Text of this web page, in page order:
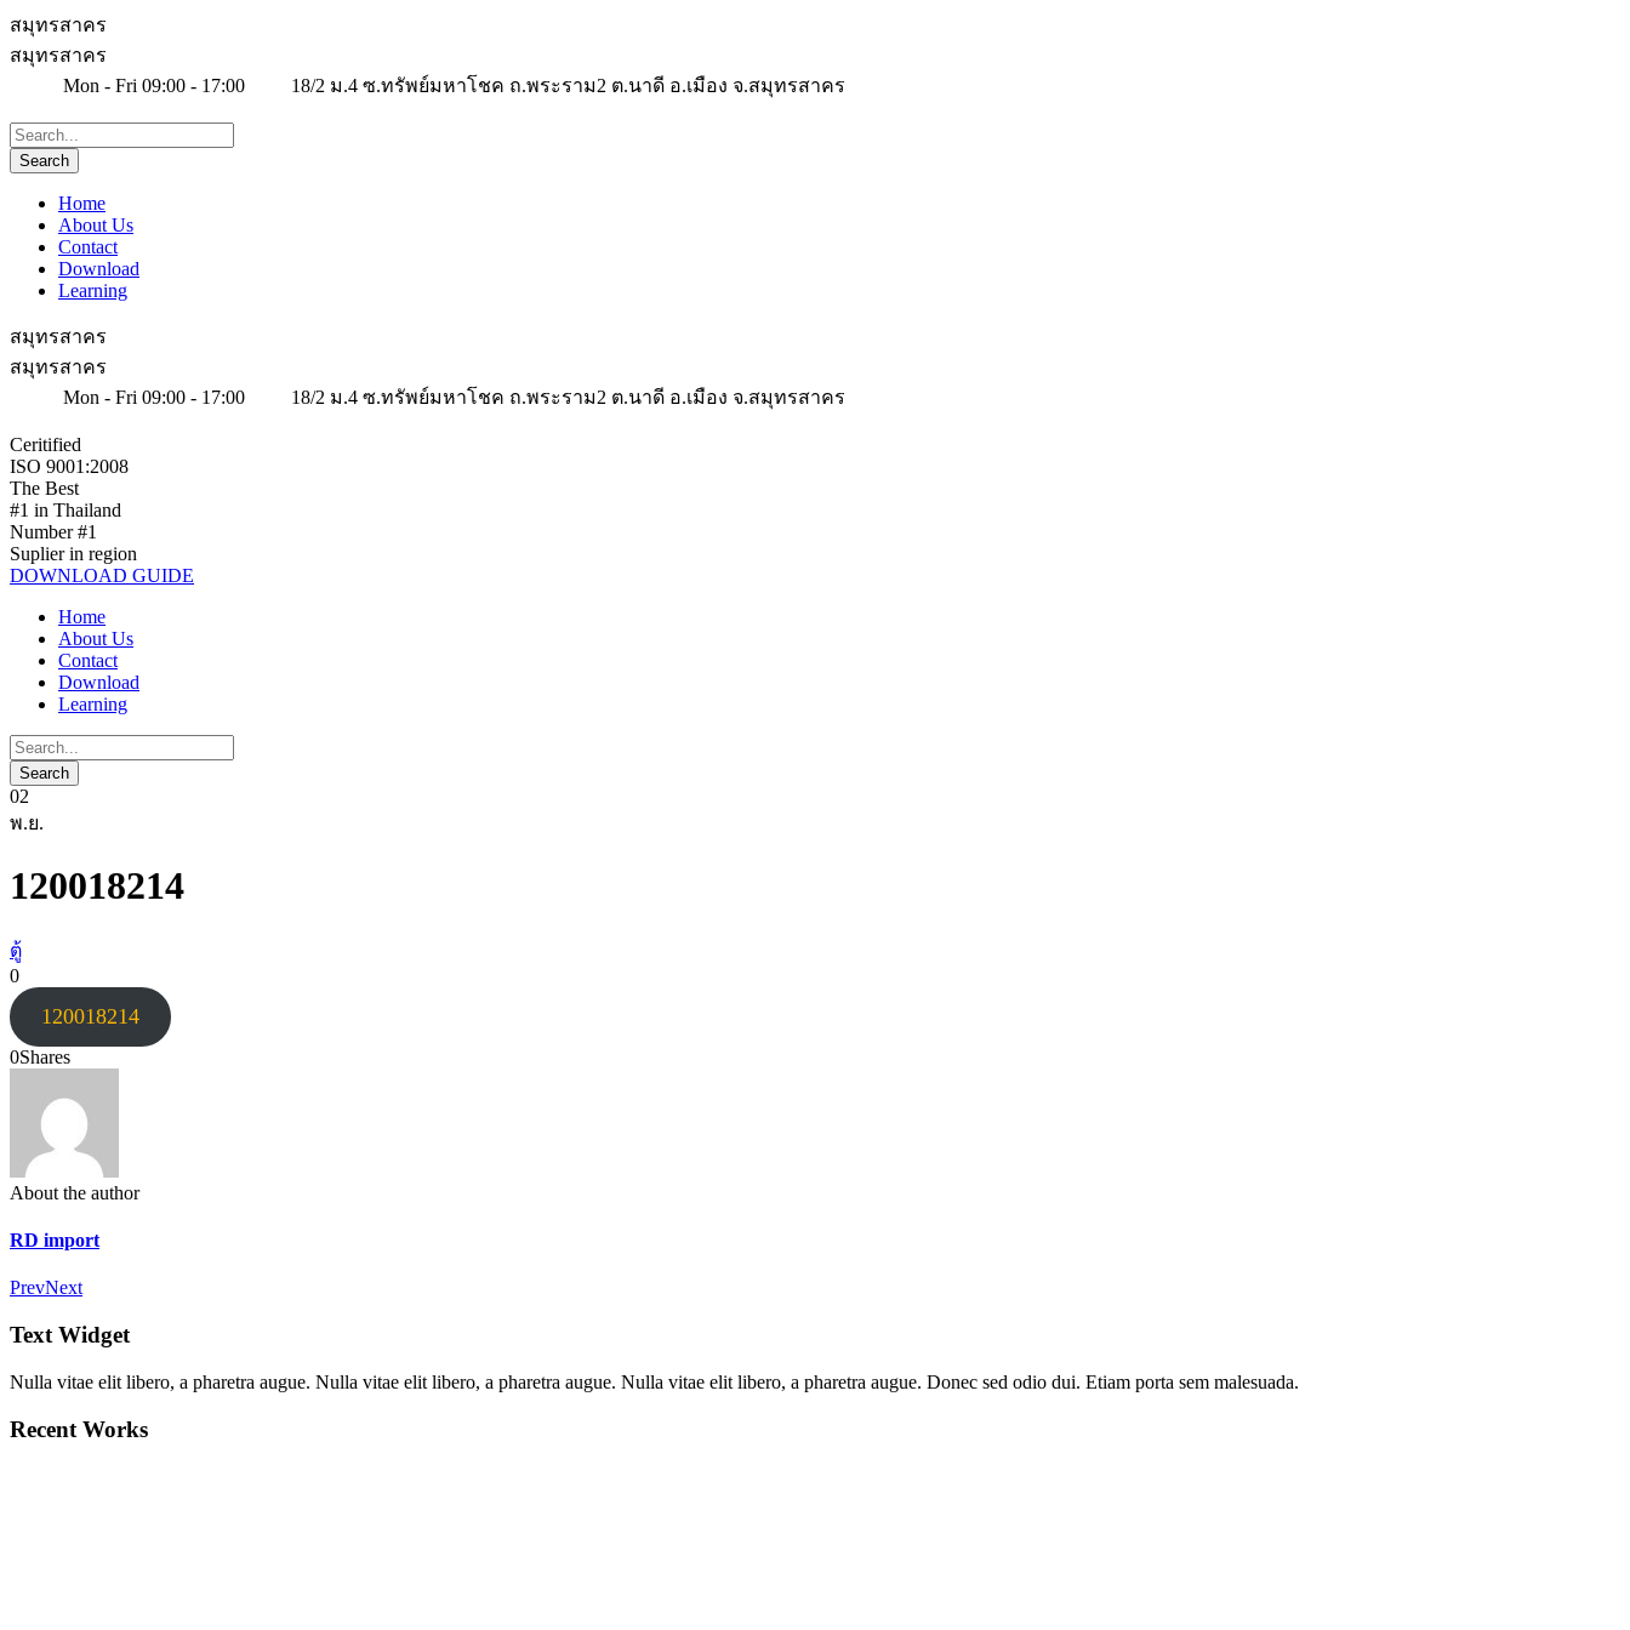
สมุทรสาคร
สมุทรสาคร
Mon - Fri 09:00 - 17:00
18/2 ม.4 ซ.ทรัพย์มหาโชค ถ.พระราม2 ต.นาดี อ.เมือง จ.สมุทรสาคร
Home
About Us
Contact
Download
Learning
สมุทรสาคร
สมุทรสาคร
Mon - Fri 09:00 - 17:00
18/2 ม.4 ซ.ทรัพย์มหาโชค ถ.พระราม2 ต.นาดี อ.เมือง จ.สมุทรสาคร
Ceritified
ISO 9001:2008
The Best
#1 in Thailand
Number #1
Suplier in region
DOWNLOAD GUIDE
Home
About Us
Contact
Download
Learning
02
พ.ย.
120018214
ตู้
0
120018214
0Shares
About the author
RD import
PrevNext
Text Widget
Nulla vitae elit libero, a pharetra augue. Nulla vitae elit libero, a pharetra augue. Nulla vitae elit libero, a pharetra augue. Donec sed odio dui. Etiam porta sem malesuada.
Recent Works